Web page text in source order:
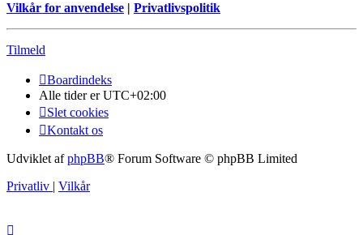
Vilkår for anvendelse | Privatlivspolitik
Tilmeld
Boardindeks
Alle tider erUTC+02:00
Slet cookies
Kontakt os
Udviklet afphpBB® Forum Software © phpBB Limited
Privatliv | Vilkår